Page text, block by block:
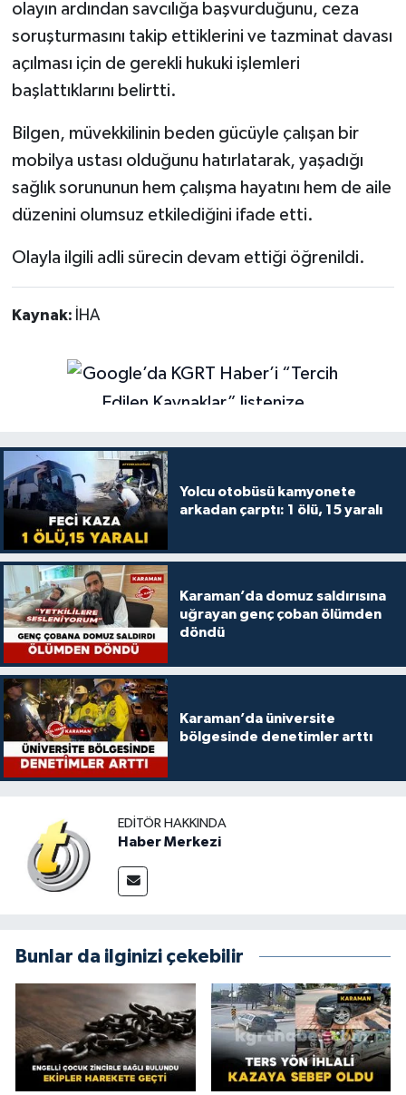
olayın ardından savcılığa başvurduğunu, ceza
soruşturmasını takip ettiklerini ve tazminat davası
açılması için de gerekli hukuki işlemleri
başlattıklarını belirtti.
Bilgen, müvekkilinin beden gücüyle çalışan bir
mobilya ustası olduğunu hatırlatarak, yaşadığı
sağlık sorununun hem çalışma hayatını hem de aile
düzenini olumsuz etkilediğini ifade etti.
Olayla ilgili adli sürecin devam ettiği öğrenildi.
Kaynak: İHA
Yolcu otobüsü kamyonete
arkadan çarptı: 1 ölü, 15 yaralı
Karaman’da domuz saldırısına
uğrayan genç çoban ölümden
döndü
Karaman’da üniversite
bölgesinde denetimler arttı
EDITÖR HAKKINDA
Haber Merkezi
Bunlar da ilginizi çekebilir